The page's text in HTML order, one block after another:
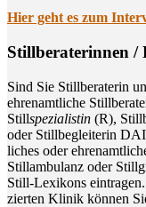
Hier geht es zum
Still­be­ra­te­rin­nen /
Sind Sie Still­be­ra­te­rin
ehren­amt­li­che
Stillspe­zia­lis­tin (R),
oder Still­be­glei­te­rin
li­ches oder
Still­am­bu­lanz oder
Still-Lexi­kons
zier­ten Kli­nik kön­nen